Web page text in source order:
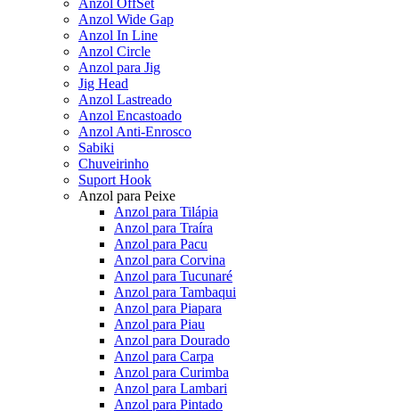
Anzol OffSet
Anzol Wide Gap
Anzol In Line
Anzol Circle
Anzol para Jig
Jig Head
Anzol Lastreado
Anzol Encastoado
Anzol Anti-Enrosco
Sabiki
Chuveirinho
Suport Hook
Anzol para Peixe
Anzol para Tilápia
Anzol para Traíra
Anzol para Pacu
Anzol para Corvina
Anzol para Tucunaré
Anzol para Tambaqui
Anzol para Piapara
Anzol para Piau
Anzol para Dourado
Anzol para Carpa
Anzol para Curimba
Anzol para Lambari
Anzol para Pintado